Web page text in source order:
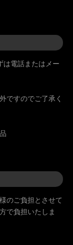
は電話またはメー
ですのでご了承く
のご負担とさせて
で負担いたしま